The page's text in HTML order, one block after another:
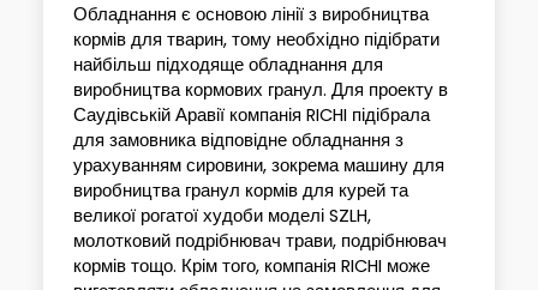
Обладнання є основою лінії з виробництва
кормів для тварин, тому необхідно підібрати
найбільш підходяще обладнання для
виробництва кормових гранул. Для проекту в
Саудівській Аравії компанія RICHI підібрала
для замовника відповідне обладнання з
урахуванням сировини, зокрема машину для
виробництва гранул кормів для курей та
великої рогатої худоби моделі SZLH,
молотковий подрібнювач трави, подрібнювач
кормів тощо. Крім того, компанія RICHI може